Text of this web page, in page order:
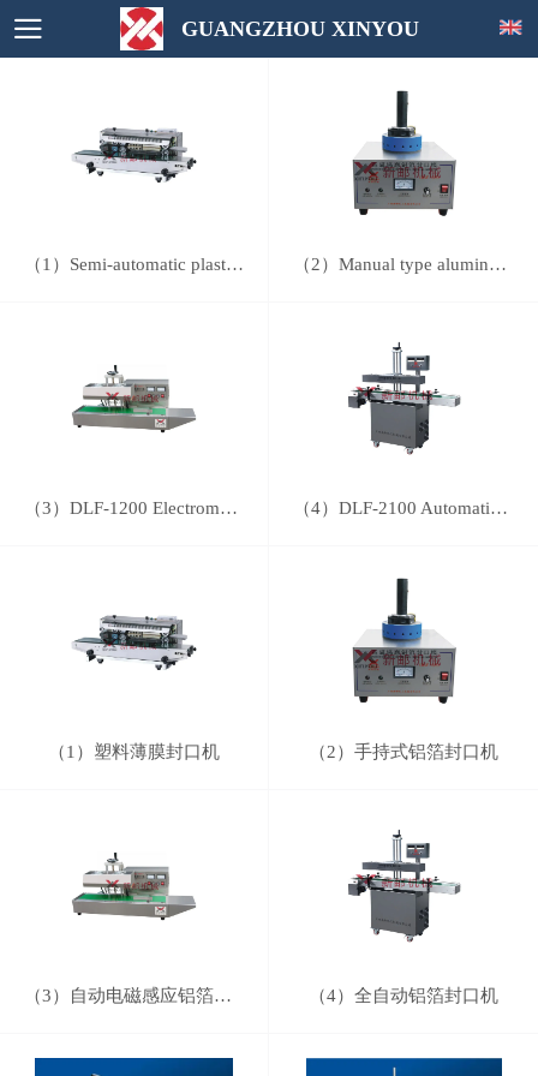
GUANGZHOU XINYOU
（1）Semi-automatic plastic film sealing machine （2）Manual type aluminum foil sealing machine
（3）DLF-1200 Electromagnetism inductor Aluminun foils sealer （4）DLF-2100 Automatic aluminum foil sealing machine
（1）塑料薄膜封口机 （2）手持式铝箔封口机
（3）自动电磁感应铝箔封口机 （4）全自动铝箔封口机